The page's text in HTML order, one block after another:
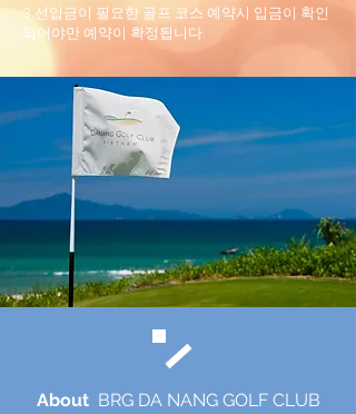
3.선입금이 필요한 골프 코스 예약시 입금이 확인
되어야만 예약이 확정됩니다.
About BRG DA NANG GOLF CLUB